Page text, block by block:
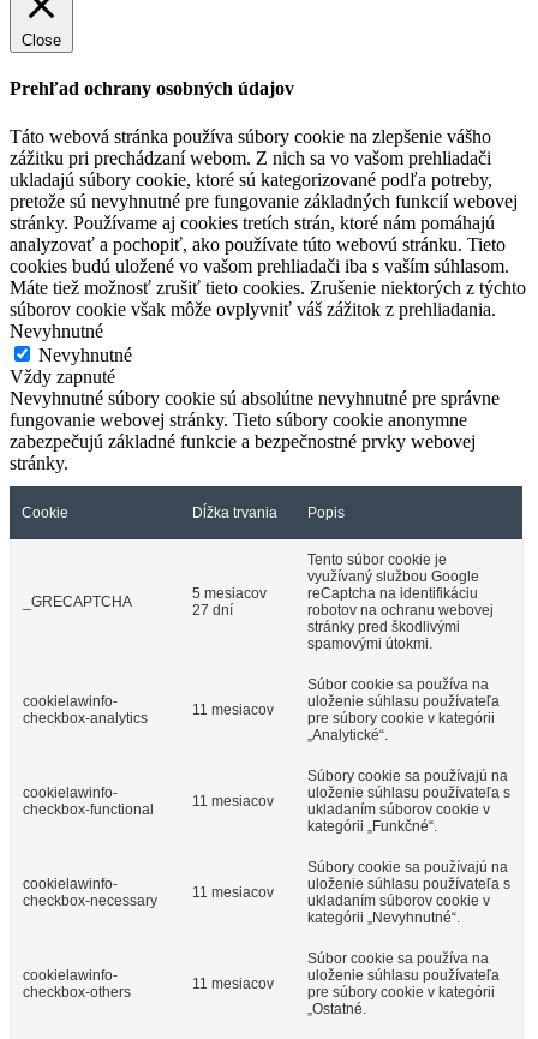
Close
Prehľad ochrany osobných údajov
Táto webová stránka používa súbory cookie na zlepšenie vášho
zážitku pri prechádzaní webom. Z nich sa vo vašom prehliadači
ukladajú súbory cookie, ktoré sú kategorizované podľa potreby,
pretože sú nevyhnutné pre fungovanie základných funkcií webovej
stránky. Používame aj cookies tretích strán, ktoré nám pomáhajú
analyzovať a pochopiť, ako používate túto webovú stránku. Tieto
cookies budú uložené vo vašom prehliadači iba s vaším súhlasom.
Máte tiež možnosť zrušiť tieto cookies. Zrušenie niektorých z týchto
súborov cookie však môže ovplyvniť váš zážitok z prehliadania.
Nevyhnutné
Nevyhnutné
Vždy zapnuté
Nevyhnutné súbory cookie sú absolútne nevyhnutné pre správne
fungovanie webovej stránky. Tieto súbory cookie anonymne
zabezpečujú základné funkcie a bezpečnostné prvky webovej
stránky.
Cookie Dĺžka trvania Popis
_GRECAPTCHA
5 mesiacov
27 dní
Tento súbor cookie je
využívaný službou Google
reCaptcha na identifikáciu
robotov na ochranu webovej
stránky pred škodlivými
spamovými útokmi.
cookielawinfo-
checkbox-analytics
11 mesiacov
Súbor cookie sa používa na
uloženie súhlasu používateľa
pre súbory cookie v kategórii
„Analytické“.
cookielawinfo-
checkbox-functional
11 mesiacov
Súbory cookie sa používajú na
uloženie súhlasu používateľa s
ukladaním súborov cookie v
kategórii „Funkčné“.
cookielawinfo-
checkbox-necessary
11 mesiacov
Súbory cookie sa používajú na
uloženie súhlasu používateľa s
ukladaním súborov cookie v
kategórii „Nevyhnutné“.
cookielawinfo-
checkbox-others
11 mesiacov
Súbor cookie sa používa na
uloženie súhlasu používateľa
pre súbory cookie v kategórii
„Ostatné.